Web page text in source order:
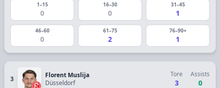
1–15
0
16–30
0
31–45
1
46–60
0
61–75
2
76–90+
1
3
Florent Muslija
Düsseldorf
Tore
3
Assists
0